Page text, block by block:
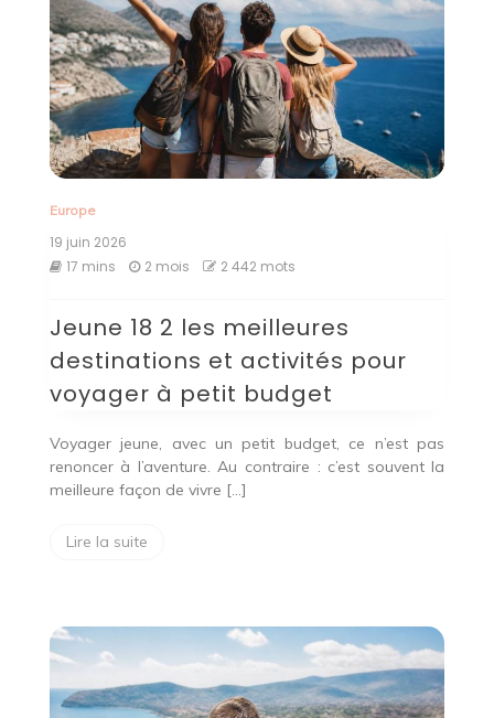
Europe
19 juin 2026
17 mins
2 mois 2 442 mots
Jeune 18 2 les meilleures
destinations et activités pour
voyager à petit budget
Voyager jeune, avec un petit budget, ce n’est pas
renoncer à l’aventure. Au contraire : c’est souvent la
meilleure façon de vivre […]
Lire la suite